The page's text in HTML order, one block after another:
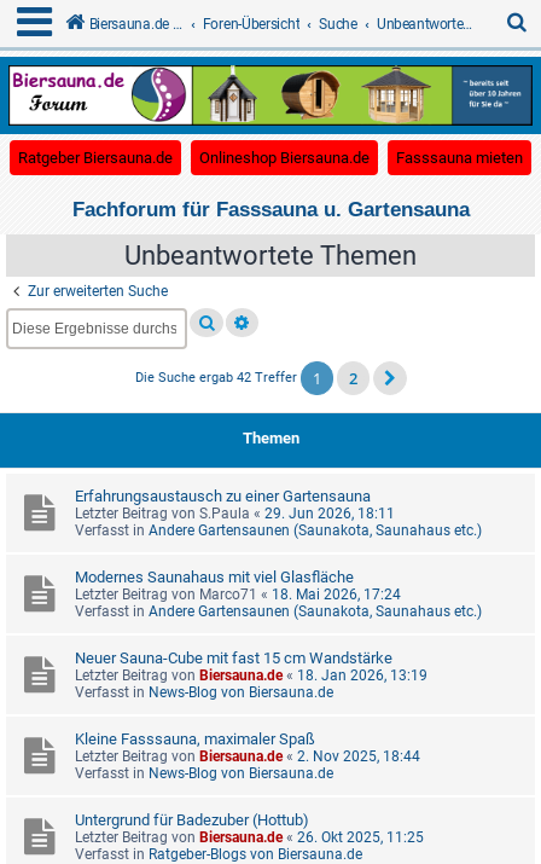
Biersauna.de - Forum für Gartensauna Foren-Übersicht Suche Unbeantwortete Themen
u
Ratgeber Biersauna.de(Opens a new tab)
Onlineshop Biersauna.de(Opens a new tab)
Fasssauna mieten
Fachforum für Fasssauna u. Gartensauna
Unbeantwortete Themen
Zur erweiterten Suche
Die Suche ergab 42 Treffer 1 2
Themen
Erfahrungsaustausch zu einer Gartensauna
Letzter Beitrag von S.Paula « 29. Jun 2026, 18:11
Verfasst in Andere Gartensaunen (Saunakota, Saunahaus etc.)
Modernes Saunahaus mit viel Glasfläche
Letzter Beitrag von Marco71 « 18. Mai 2026, 17:24
Verfasst in Andere Gartensaunen (Saunakota, Saunahaus etc.)
Neuer Sauna-Cube mit fast 15 cm Wandstärke
Letzter Beitrag von Biersauna.de« 18. Jan 2026, 13:19
Verfasst in News-Blog von Biersauna.de
Kleine Fasssauna, maximaler Spaß
Letzter Beitrag von Biersauna.de« 2. Nov 2025, 18:44
Verfasst in News-Blog von Biersauna.de
Untergrund für Badezuber (Hottub)
Letzter Beitrag von Biersauna.de« 26. Okt 2025, 11:25
Verfasst in Ratgeber-Blogs von Biersauna.de